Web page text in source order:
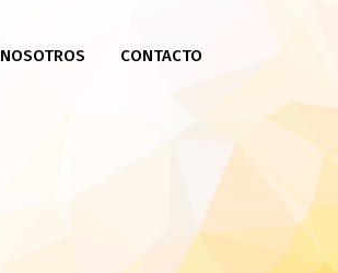
NOSOTROS CONTACTO